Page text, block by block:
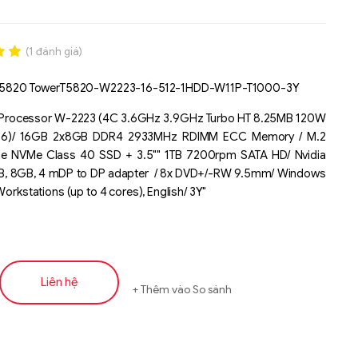
(1 đánh giá)
TowerT5820-W2223-16-512-1HDD-W11P-T1000-3Y
W-2223 (4C 3.6GHz 3.9GHz Turbo HT 8.25MB 120W
16GB 2x8GB DDR4 2933MHz RDIMM ECC Memory / M.2
NVMe Class 40 SSD + 3.5"" 1TB 7200rpm SATA HD/ Nvidia
8GB, 4 mDP to DP adapter / 8x DVD+/-RW 9.5mm/ Windows
(up to 4 cores), English/ 3Y"
Liên hệ Thêm vào So sánh